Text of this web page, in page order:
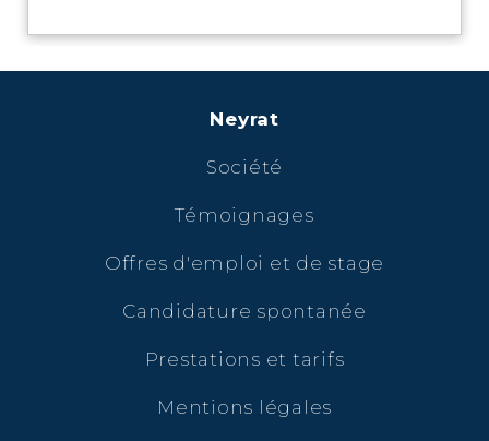
Neyrat
Société
Témoignages
Offres d'emploi et de stage
Candidature spontanée
Prestations et tarifs
Mentions légales